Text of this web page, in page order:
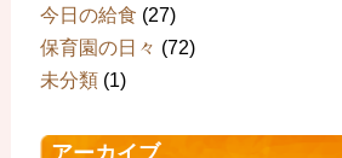
今日の給食 (27)
保育園の日々 (72)
未分類(1)